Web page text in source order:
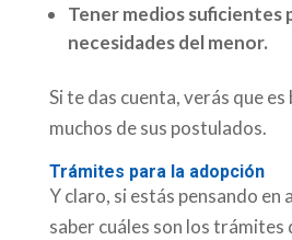
Tener medios suficientes
necesidades del menor.
Si te das cuenta, verás que
muchos de sus postulados.
Trámites para la adopción
Y claro, si estás pensando en
saber cuáles son los trámites